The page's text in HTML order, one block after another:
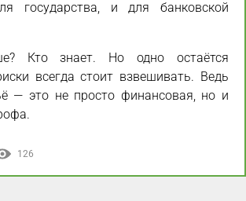
государства, и для банковской
Кто знает. Но одно остаётся
всегда стоит взвешивать. Ведь
— это не просто финансовая, но и
126